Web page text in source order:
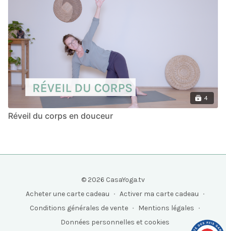
4
Réveil du corps en douceur
© 2026 CasaYoga.tv
Acheter une carte cadeau ∙ Activer ma carte cadeau ∙
Conditions générales de vente ∙ Mentions légales ∙
Données personnelles et cookies